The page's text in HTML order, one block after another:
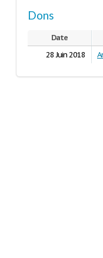
Dons
Date
28 Juin 2018